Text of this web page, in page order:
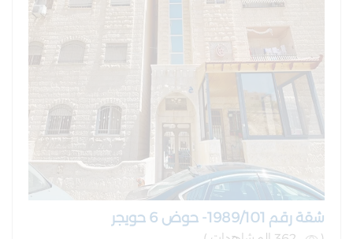
شقة رقم 1989/101- حوض 6 حويجر